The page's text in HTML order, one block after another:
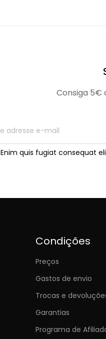
Consiga 5€
Enim quis fugiat consequat
Condições
Preços
Gastos de envio
Trocas e
Garantias
Programa de